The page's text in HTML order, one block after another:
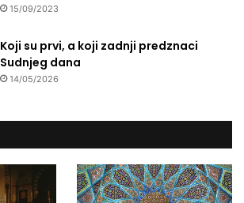
15/09/2023
Koji su prvi, a koji zadnji predznaci
Sudnjeg dana
14/05/2026